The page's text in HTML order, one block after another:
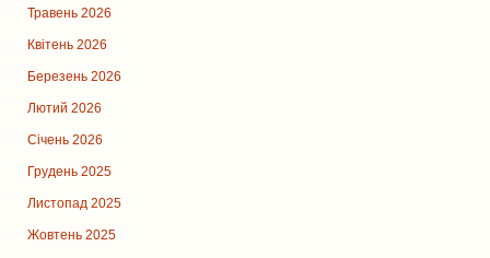
Травень 2026
Квітень 2026
Березень 2026
Лютий 2026
Січень 2026
Грудень 2025
Листопад 2025
Жовтень 2025